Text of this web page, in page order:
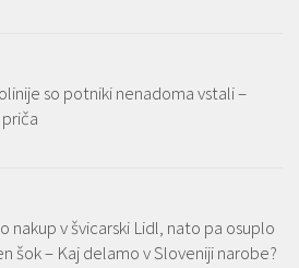
so potniki nenadoma vstali –
nakup v švicarski Lidl, nato pa osuplo
šok – Kaj delamo v Sloveniji narobe?